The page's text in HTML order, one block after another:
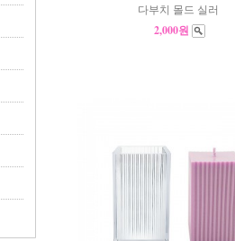
다부치 몰드 실러
2,000원